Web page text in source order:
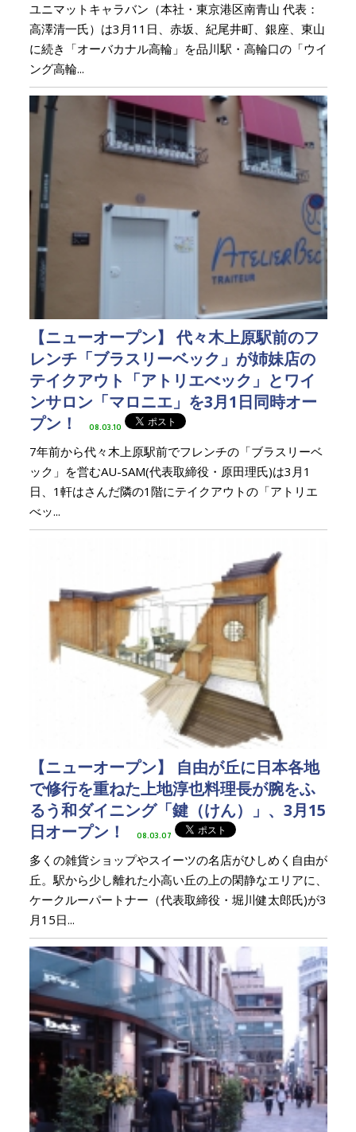
ユニマットキャラバン（本社・東京港区南青山 代表：
高澤清一氏）は3月11日、赤坂、紀尾井町、銀座、東山
に続き「オーバカナル高輪」を品川駅・高輪口の「ウイ
ング高輪...
【ニューオープン】 代々木上原駅前のフ
レンチ「ブラスリーベック」が姉妹店の
テイクアウト「アトリエべック」とワイ
ンサロン「マロニエ」を3月1日同時オー
プン！
08.03.10
7年前から代々木上原駅前でフレンチの「ブラスリーベ
ック」を営むAU-SAM(代表取締役・原田理氏)は3月1
日、1軒はさんだ隣の1階にテイクアウトの「アトリエ
べッ...
【ニューオープン】 自由が丘に日本各地
で修行を重ねた上地淳也料理長が腕をふ
るう和ダイニング「鍵（けん）」、3月15
日オープン！
08.03.07
多くの雑貨ショップやスイーツの名店がひしめく自由が
丘。駅から少し離れた小高い丘の上の閑静なエリアに、
ケークルーパートナー（代表取締役・堀川健太郎氏)が3
月15日...